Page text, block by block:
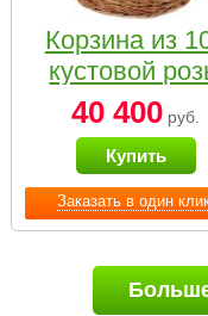
Заказать в один
Корзина из
кустовой
нежных тонов
40 400 руб.
Купить